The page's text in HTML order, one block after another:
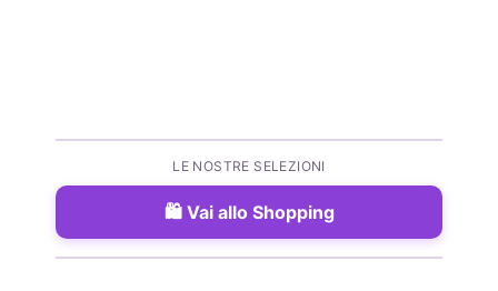
LE NOSTRE SELEZIONI
Vai allo Shopping